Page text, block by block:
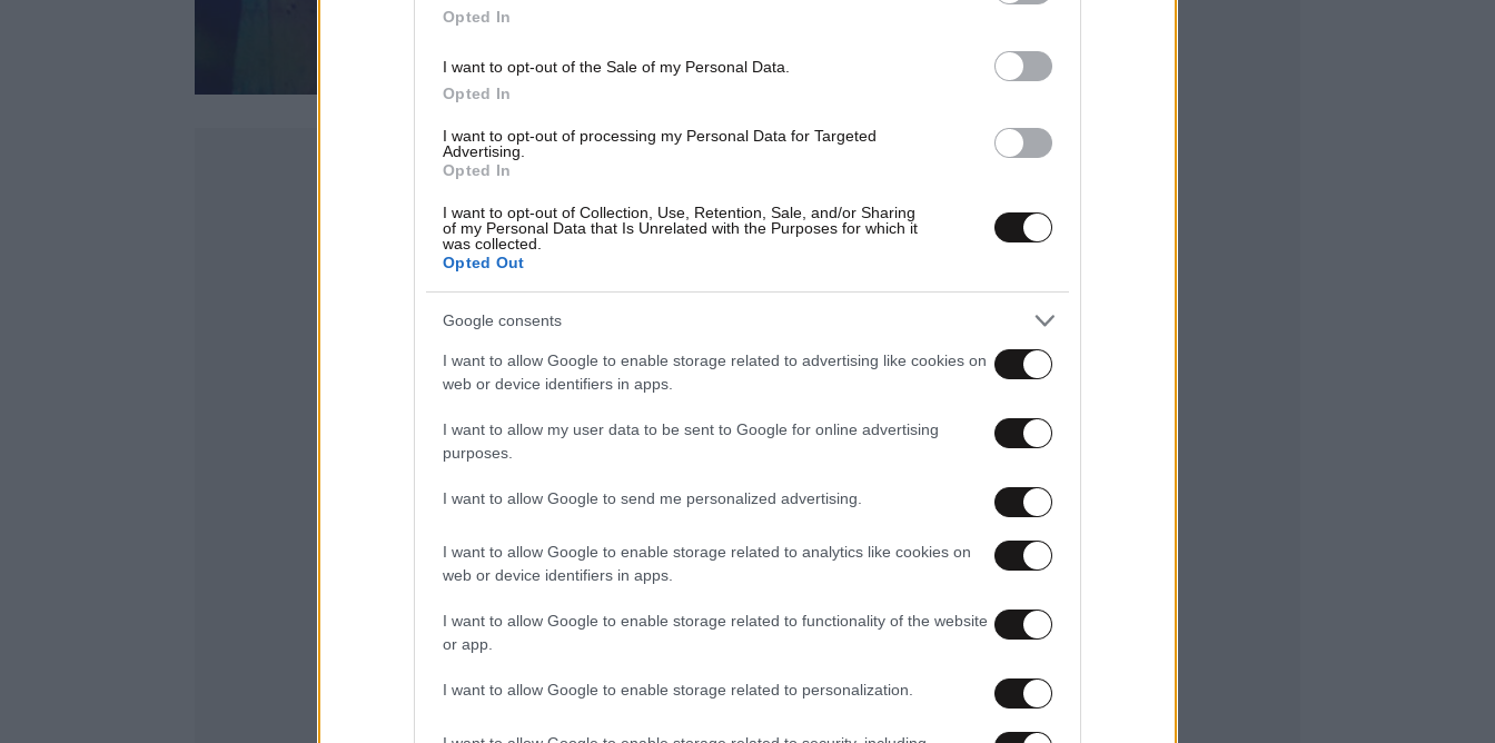
Opted In
I want to opt-out of the Sale of my Personal Data.
Opted In
I want to opt-out of processing my Personal Data for Targeted
Advertising.
Opted In
I want to opt-out of Collection, Use, Retention, Sale, and/or Sharing
of my Personal Data that Is Unrelated with the Purposes for which it
was collected.
Opted Out
Google consents
I want to allow Google to enable storage related to advertising like cookies on
web or device identifiers in apps.
I want to allow my user data to be sent to Google for online advertising
purposes.
I want to allow Google to send me personalized advertising.
I want to allow Google to enable storage related to analytics like cookies on
web or device identifiers in apps.
I want to allow Google to enable storage related to functionality of the website
or app.
I want to allow Google to enable storage related to personalization.